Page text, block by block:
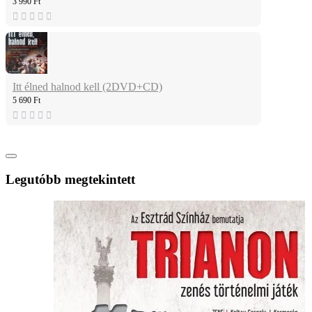
Itt élned halnod kell (2DVD+CD)
5 690 Ft
Legutóbb megtekintett